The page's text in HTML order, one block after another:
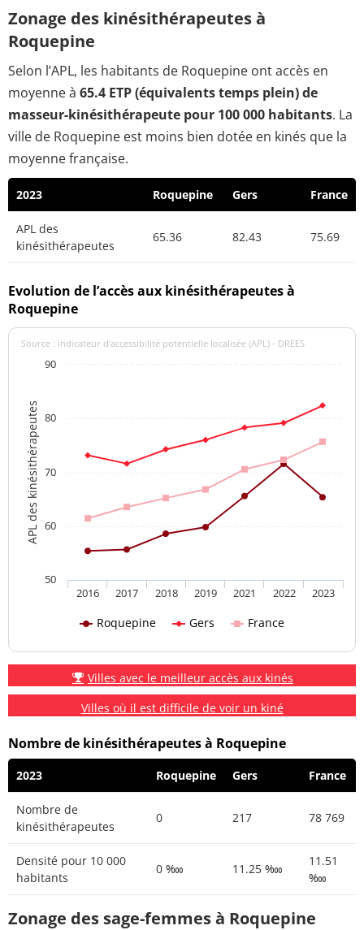
Zonage des kinésithérapeutes à
Roquepine
Selon l’APL, les habitants de Roquepine ont accès en
moyenne à 65.4 ETP (équivalents temps plein) de
masseur-kinésithérapeute pour 100 000 habitants. La
ville de Roquepine est moins bien dotée en kinés que la
moyenne française.
2023 Roquepine Gers France
APL des
kinésithérapeutes
65.36 82.43 75.69
Evolution de l’accès aux kinésithérapeutes à
Roquepine
APL des kinésithérapeutes
Source : indicateur d’accessibilité potentielle localisée (APL) - DREES
Roquepine Gers France
2016 2017 2018 2019 2021 2022 2023
50
60
70
80
90
Villes avec le meilleur accès aux kinés
Villes où il est difficile de voir un kiné
Nombre de kinésithérapeutes à Roquepine
2023 Roquepine Gers France
Nombre de
kinésithérapeutes
0 217 78 769
Densité pour 10 000
habitants
0 ‱ 11.25 ‱
11.51
‱
Zonage des sage-femmes à Roquepine